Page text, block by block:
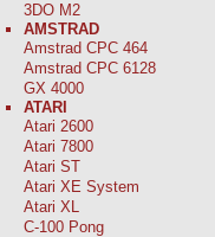
3DO M2
AMSTRAD
Amstrad CPC 464
Amstrad CPC 6128
GX 4000
ATARI
Atari 2600
Atari 7800
Atari ST
Atari XE System
Atari XL
C-100 Pong